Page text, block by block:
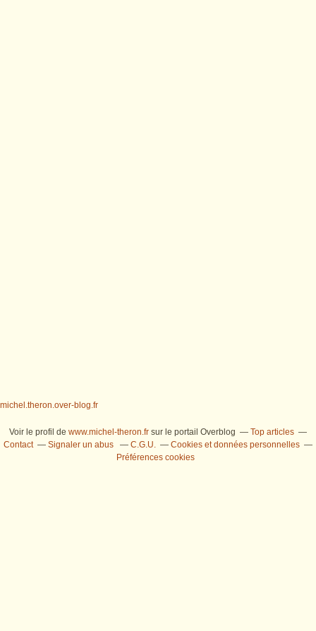
michel.theron.over-blog.fr
Voir le profil de www.michel-theron.fr sur le portail Overblog
Top articles
Contact
Signaler un abus C.G.U.
Cookies et données personnelles
Préférences cookies